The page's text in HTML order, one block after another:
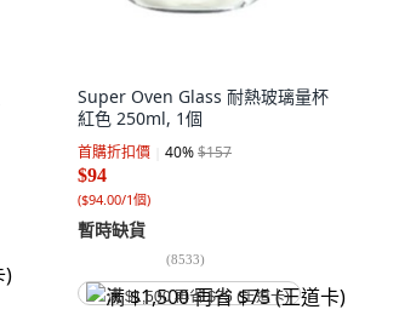
Super Oven Glass 耐熱玻璃量杯
紅色 250ml, 1個
首購折扣價 40%$157
$94
($94.00/1個)
暫時缺貨
(8533)
满 $1,500 再省 $75 (王道卡)